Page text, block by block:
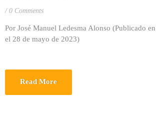
0 Comments
Por José Manuel Ledesma Alonso (Publicado
el 28 de mayo de 2023)
Read More